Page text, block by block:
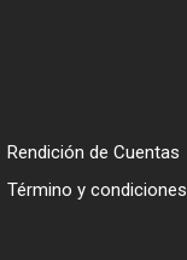
Rendición de Cuentas
Término y condiciones